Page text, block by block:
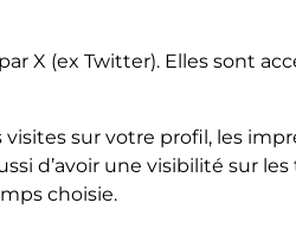
X (ex Twitter). Elles sont
sur votre profil, les
d’avoir une visibilité sur
choisie.